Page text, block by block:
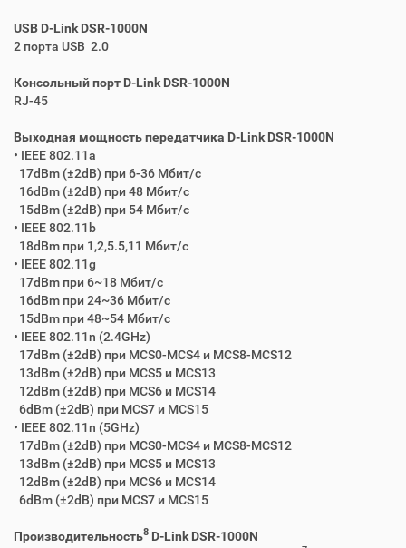
USB D-Link DSR-1000N
2 порта USB 2.0
Консольный порт D-Link DSR-1000N
RJ-45
Выходная мощность передатчика D-Link DSR-1000N
• IEEE 802.11a
17dBm (±2dB) при 6-36 Мбит/с
16dBm (±2dB) при 48 Мбит/с
15dBm (±2dB) при 54 Мбит/с
• IEEE 802.11b
18dBm при 1,2,5.5,11 Мбит/с
• IEEE 802.11g
17dBm при 6~18 Мбит/с
16dBm при 24~36 Мбит/с
15dBm при 48~54 Мбит/с
• IEEE 802.11n (2.4GHz)
17dBm (±2dB) при MCS0-MCS4 и MCS8-MCS12
13dBm (±2dB) при MCS5 и MCS13
12dBm (±2dB) при MCS6 и MCS14
6dBm (±2dB) при MCS7 и MCS15
• IEEE 802.11n (5GHz)
17dBm (±2dB) при MCS0-MCS4 и MCS8-MCS12
13dBm (±2dB) при MCS5 и MCS13
12dBm (±2dB) при MCS6 и MCS14
6dBm (±2dB) при MCS7 и MCS15
Производительность8 D-Link DSR-1000N